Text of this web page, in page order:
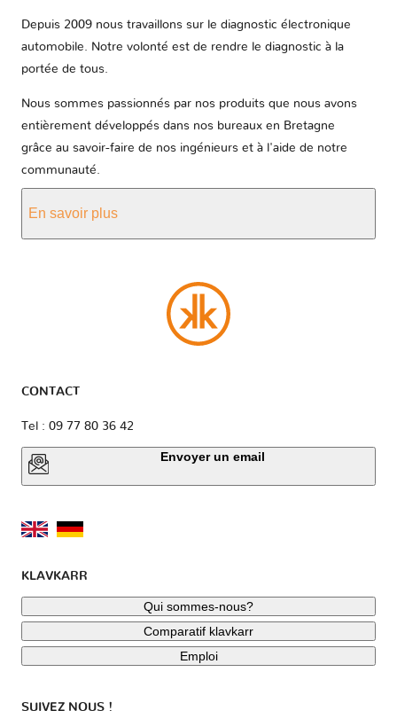
Depuis 2009 nous travaillons sur le diagnostic électronique
automobile. Notre volonté est de rendre le diagnostic à la
portée de tous.
Nous sommes passionnés par nos produits que nous avons
entièrement développés dans nos bureaux en Bretagne
grâce au savoir-faire de nos ingénieurs et à l'aide de notre
communauté.
En savoir plus
CONTACT
Tel : 09 77 80 36 42
Envoyer un email
KLAVKARR
Qui sommes-nous?
Comparatif klavkarr
Emploi
SUIVEZ NOUS !